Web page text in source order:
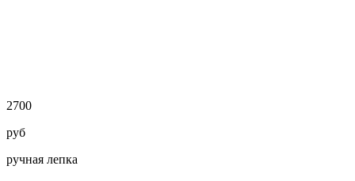
2700
руб
ручная лепка